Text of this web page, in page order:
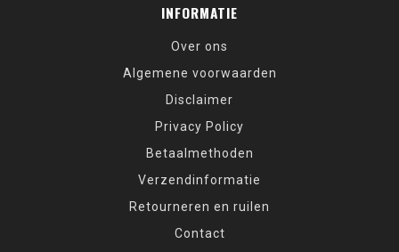
INFORMATIE
Over ons
Algemene voorwaarden
Disclaimer
Privacy Policy
Betaalmethoden
Verzendinformatie
Retourneren en ruilen
Contact